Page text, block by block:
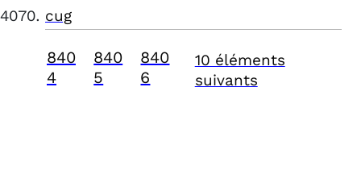
cug
840
4
840
5
840
6
10 éléments
suivants